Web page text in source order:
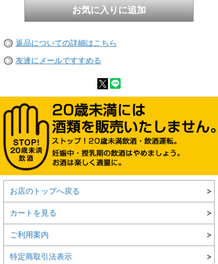
常に設備を改善し、蒸留液は、最初と最後の部分
を取り除いた、いわゆる、ハートの部分だけを使
用してグラッパを製造する、などのこだわりを持
すが、これはグラッパに柔らかさや心地よさだけ
返品についての詳細はこちら
友達にメールですすめる
お店のトップへ戻る
カートを見る
ご利用案内
特定商取引法表示